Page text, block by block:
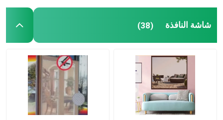
شاشة النافذة (38)